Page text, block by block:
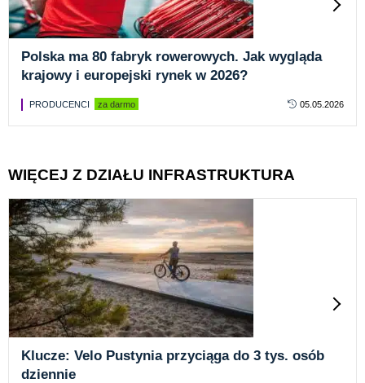
Polska ma 80 fabryk rowerowych. Jak wygląda
krajowy i europejski rynek w 2026?
PRODUCENCI za darmo 05.05.2026
WIĘCEJ Z DZIAŁU INFRASTRUKTURA
Klucze: Velo Pustynia przyciąga do 3 tys. osób
dziennie